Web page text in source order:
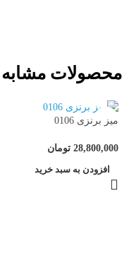
محصولات مشابه
میز برنزی 0106
28,800,000 تومان
افزودن به سبد خرید